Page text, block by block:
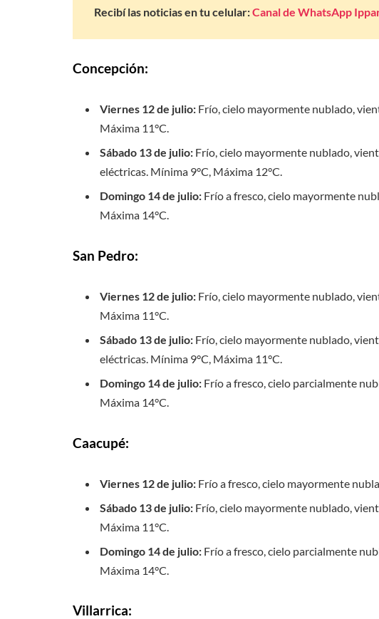
Recibí las noticias en tu celular:Canal de WhatsApp
Concepción:
Viernes 12 de julio: Frío, cielo mayormente nublado,
Máxima 11°C.
Sábado 13 de julio: Frío, cielo mayormente nublado,
eléctricas. Mínima 9°C, Máxima 12°C.
Domingo 14 de julio: Frío a fresco, cielo mayormente
Máxima 14°C.
San Pedro:
Viernes 12 de julio: Frío, cielo mayormente nublado,
Máxima 11°C.
Sábado 13 de julio: Frío, cielo mayormente nublado,
eléctricas. Mínima 9°C, Máxima 11°C.
Domingo 14 de julio: Frío a fresco, cielo parcialmente
Máxima 14°C.
Caacupé:
Viernes 12 de julio: Frío a fresco, cielo mayormente
Sábado 13 de julio: Frío, cielo mayormente nublado,
Máxima 11°C.
Domingo 14 de julio: Frío a fresco, cielo parcialmente
Máxima 14°C.
Villarrica: